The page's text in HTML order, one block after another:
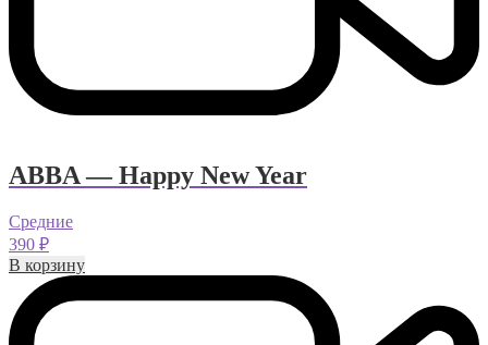
ABBA — Happy New Year
Средние
390 ₽
В корзину